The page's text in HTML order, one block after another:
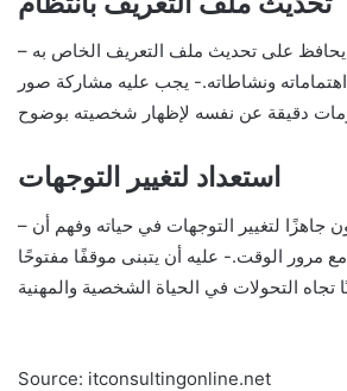
– ينبغي على الشخص أن يحافظ على تحديث ملف التعريف الخاص به
ونشاطاته.- يجب عليه مشاركة صور
استعداد لتغيير التوجهات
– ينبغي للفرد أن يكون جاهزًا لتغيير التوجهات في حياته وفهم أن
مع مرور الوقت.- عليه أن يتبنى موقفًا مفتوحًا
Source: itconsultingonline.net